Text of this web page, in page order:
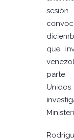
que
parte